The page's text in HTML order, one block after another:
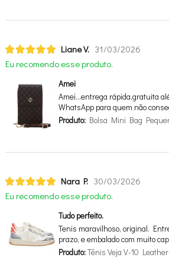
Liane V. 31/03/2026
Eu recomendo esse produto.
Amei
Amei…entrega rápida,gratuita
WhatsApp para quem não
Produto:Bolsa Mini Bag
Nara P. 30/03/2026
Eu recomendo esse produto.
Tudo perfeito.
Tenis maravilhoso, original.
prazo, e embalado com muito
Produto:Tênis Veja V-10